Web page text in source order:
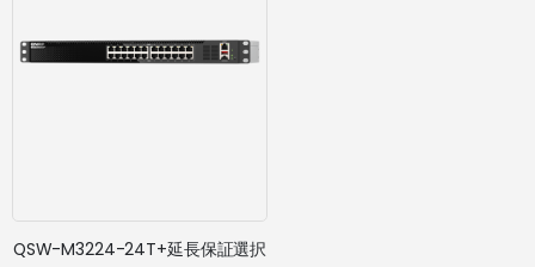
QSW-M3224-24T+延長保証選択